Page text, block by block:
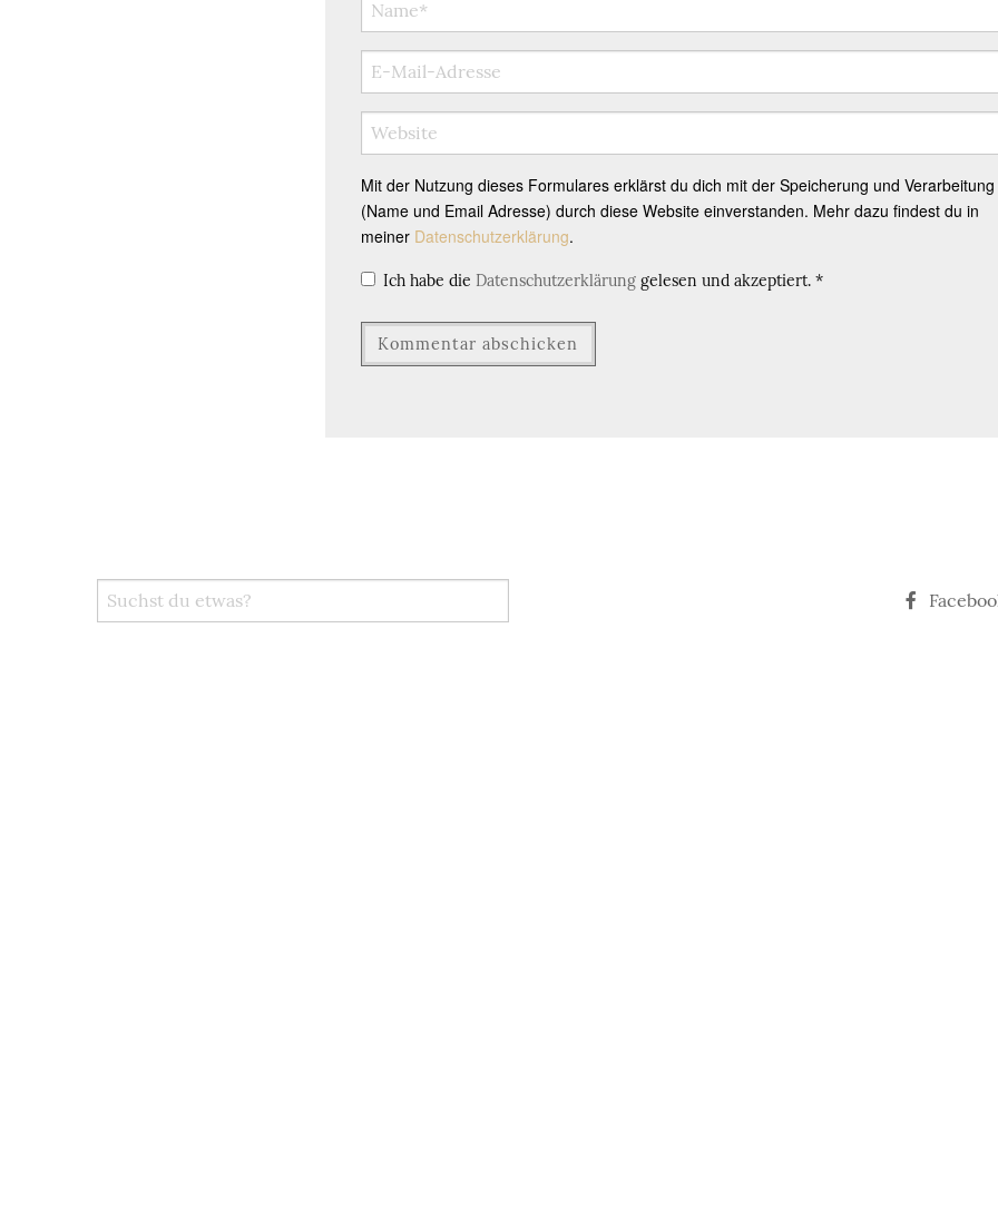
Mit der Nutzung dieses Formulares erklärst du dich mit der Speicherung und
(Name und Email Adresse) durch diese Website einverstanden. Mehr dazu findest du in
meiner Datenschutzerklärung.
Ich habe die Datenschutzerklärung gelesen und akzeptiert. *